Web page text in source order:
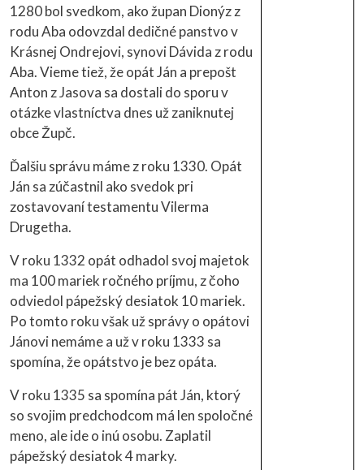
1280 bol svedkom, ako župan Dionýz z
rodu Aba odovzdal dedičné panstvo v
Krásnej Ondrejovi, synovi Dávida z rodu
Aba. Vieme tiež, že opát Ján a prepošt
Anton z Jasova sa dostali do sporu v
otázke vlastníctva dnes už zaniknutej
obce Župč.
Ďalšiu správu máme z roku 1330. Opát
Ján sa zúčastnil ako svedok pri
zostavovaní testamentu Vilerma
Drugetha.
V roku 1332 opát odhadol svoj majetok
ma 100 mariek ročného príjmu, z čoho
odviedol pápežský desiatok 10 mariek.
Po tomto roku však už správy o opátovi
Jánovi nemáme a už v roku 1333 sa
spomína, že opátstvo je bez opáta.
V roku 1335 sa spomína pát Ján, ktorý
so svojim predchodcom má len spoločné
meno, ale ide o inú osobu. Zaplatil
pápežský desiatok 4 marky.